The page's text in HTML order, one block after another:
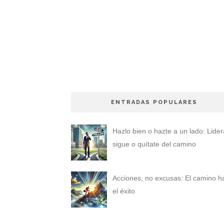
ENTRADAS POPULARES
Hazlo bien o hazte a un lado:
sigue o quítate del camino
Acciones, no excusas: El camino
el éxito